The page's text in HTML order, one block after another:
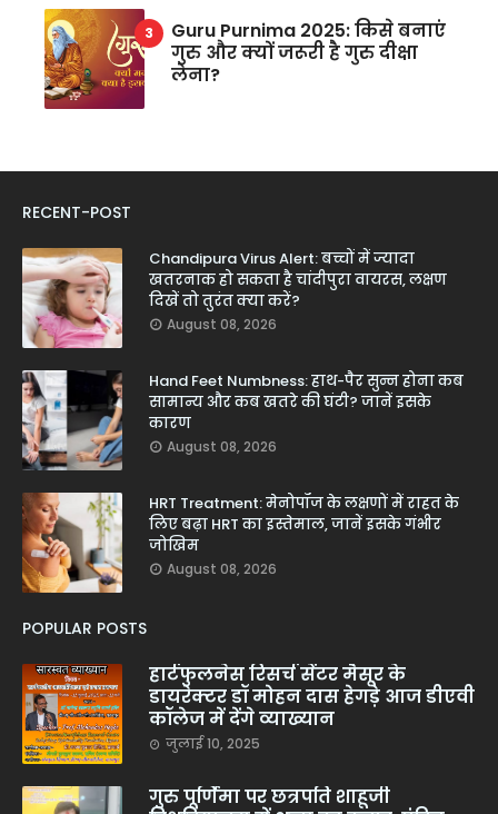
Guru Purnima 2025: किसे बनाएं
गुरु और क्यों जरूरी है गुरु दीक्षा
लेना?
RECENT-POST
Chandipura Virus Alert: बच्चों में ज्यादा
खतरनाक हो सकता है चांदीपुरा वायरस, लक्षण
दिखें तो तुरंत क्या करें?
August 08, 2026
Hand Feet Numbness: हाथ-पैर सुन्न होना कब
सामान्य और कब खतरे की घंटी? जानें इसके
कारण
August 08, 2026
HRT Treatment: मेनोपॉज के लक्षणों में राहत के
लिए बढ़ा HRT का इस्तेमाल, जानें इसके गंभीर
जोखिम
August 08, 2026
POPULAR POSTS
हार्टफुलनेस रिसर्च सेंटर मैसूर के
डायरेक्टर डॉ मोहन दास हेगड़े आज डीएवी
कॉलेज में देंगे व्याख्यान
जुलाई 10, 2025
गुरु पूर्णिमा पर छत्रपति शाहूजी